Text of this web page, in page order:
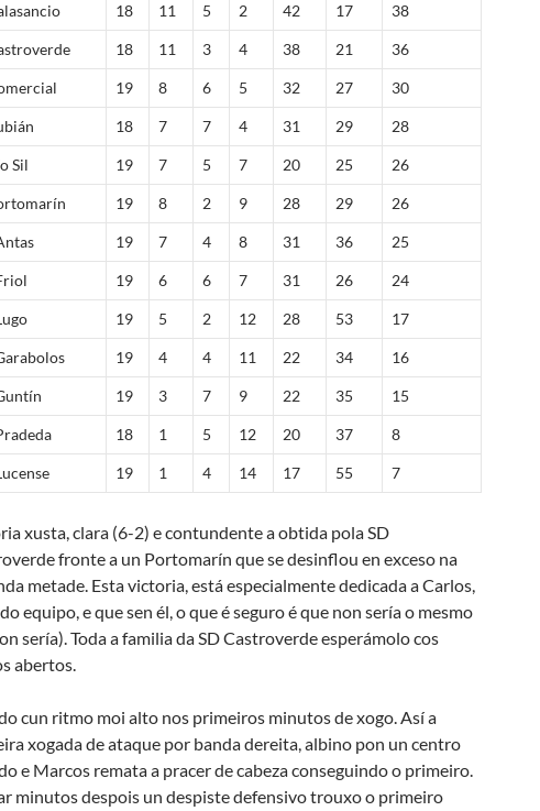
18 11 5 2 42 17 38
18 11 3 4 38 21 36
19 8 6 5 32 27 30
18 7 7 4 31 29 28
Sil 19 7 5 7 20 25 26
19 8 2 9 28 29 26
19 7 4 8 31 36 25
19 6 6 7 31 26 24
19 5 2 12 28 53 17
19 4 4 11 22 34 16
19 3 7 9 22 35 15
18 1 5 12 20 37 8
19 1 4 14 17 55 7
xusta, clara (6-2) e contundente a obtida pola SD
fronte a un Portomarín que se desinflou en exceso na
metade. Esta victoria, está especialmente dedicada a Carlos,
equipo, e que sen él, o que é seguro é que non sería o mesmo
sería). Toda a familia da SD Castroverde esperámolo cos
abertos.
cun ritmo moi alto nos primeiros minutos de xogo. Así a
xogada de ataque por banda dereita, albino pon un centro
e Marcos remata a pracer de cabeza conseguindo o primeiro.
minutos despois un despiste defensivo trouxo o primeiro